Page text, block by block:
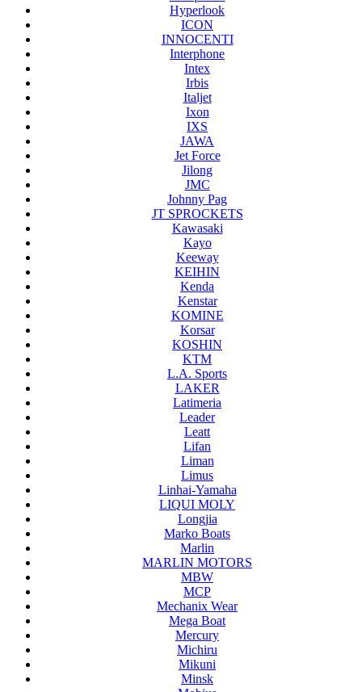
Hyperlook
ICON
INNOCENTI
Interphone
Intex
Irbis
Italjet
Ixon
IXS
JAWA
Jet Force
Jilong
JMC
Johnny Pag
JT SPROCKETS
Kawasaki
Kayo
Keeway
KEIHIN
Kenda
Kenstar
KOMINE
Korsar
KOSHIN
KTM
L.A. Sports
LAKER
Latimeria
Leader
Leatt
Lifan
Liman
Limus
Linhai-Yamaha
LIQUI MOLY
Longjia
Marko Boats
Marlin
MARLIN MOTORS
MBW
MCP
Mechanix Wear
Mega Boat
Mercury
Michiru
Mikuni
Minsk